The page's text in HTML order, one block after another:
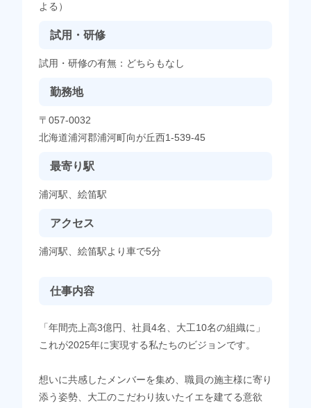
よる）
試用・研修
試用・研修の有無：どちらもなし
勤務地
〒057-0032
北海道浦河郡浦河町向が丘西1-539-45
最寄り駅
浦河駅、絵笛駅
アクセス
浦河駅、絵笛駅より車で5分
仕事内容
「年間売上高3億円、社員4名、大工10名の組織に」
これが2025年に実現する私たちのビジョンです。
想いに共感したメンバーを集め、職員の施主様に寄り
添う姿勢、大工のこだわり抜いたイエを建てる意欲